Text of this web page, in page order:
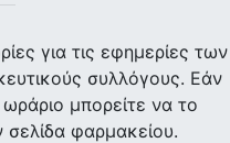
για τις εφημερίες των
συλλόγους. Εάν
μπορείτε να το
φαρμακείου.